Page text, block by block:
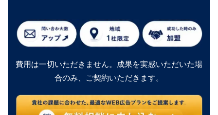
費用は一切いただきません。成果を実感いただいた場
合のみ、ご契約いただきます。